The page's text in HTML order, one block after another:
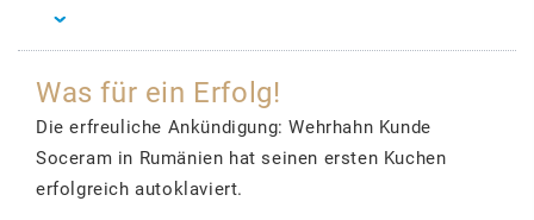
Was für ein Erfolg!
Die erfreuliche Ankündigung: Wehrhahn Kunde
Soceram in Rumänien hat seinen ersten Kuchen
erfolgreich autoklaviert.